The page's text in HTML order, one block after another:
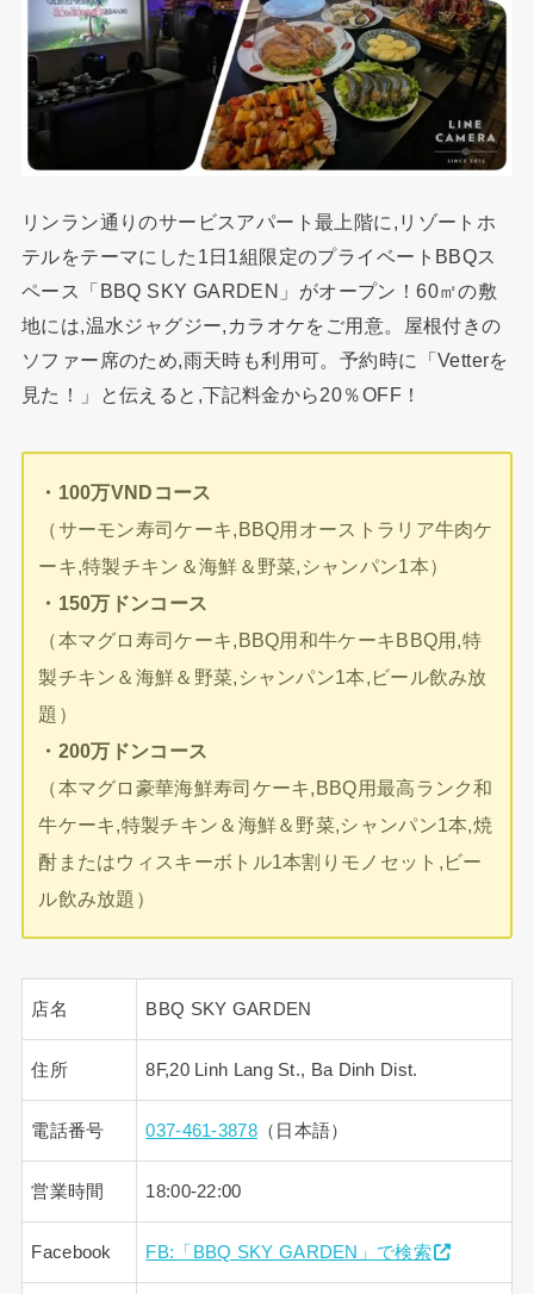
リンラン通りのサービスアパート最上階に,リゾートホ
テルをテーマにした1日1組限定のプライベートBBQス
ペース「BBQ SKY GARDEN」がオープン！60㎡の敷
地には,温水ジャグジー,カラオケをご用意。屋根付きの
ソファー席のため,雨天時も利用可。予約時に「Vetterを
見た！」と伝えると,下記料金から20％OFF！
・100万VNDコース
（サーモン寿司ケーキ,BBQ用オーストラリア牛肉ケ
ーキ,特製チキン＆海鮮＆野菜,シャンパン1本）
・150万ドンコース
（本マグロ寿司ケーキ,BBQ用和牛ケーキBBQ用,特
製チキン＆海鮮＆野菜,シャンパン1本,ビール飲み放
題）
・200万ドンコース
（本マグロ豪華海鮮寿司ケーキ,BBQ用最高ランク和
牛ケーキ,特製チキン＆海鮮＆野菜,シャンパン1本,焼
酎またはウィスキーボトル1本割りモノセット,ビー
ル飲み放題）
店名 BBQ SKY GARDEN
住所 8F,20 Linh Lang St., Ba Dinh Dist.
電話番号 037-461-3878（日本語）
営業時間 18:00-22:00
Facebook FB:「BBQ SKY GARDEN」で検索